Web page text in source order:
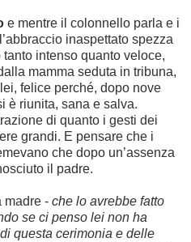
e mentre il colonnello parla e i
inaspettato spezza
intenso quanto veloce,
mamma seduta in tribuna,
felice perché, dopo nove
è riunita, sana e salva.
di quanto i gesti dei
grandi. E pensare che i
che dopo un’assenza
il padre.
madre - che lo avrebbe fatto
se ci penso lei non ha
questa cerimonia e delle